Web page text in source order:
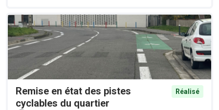
Remise en état des pistes
cyclables du quartier
Réalisé